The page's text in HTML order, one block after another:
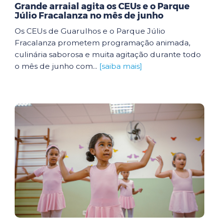
Grande arraial agita os CEUs e o Parque
Júlio Fracalanza no mês de junho
Os CEUs de Guarulhos e o Parque Júlio
Fracalanza prometem programação animada,
culinária saborosa e muita agitação durante todo
o mês de junho com... [saiba mais]